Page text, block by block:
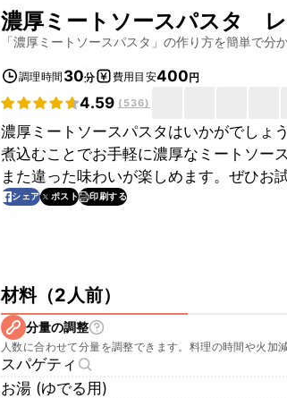
濃厚ミートソースパスタ レ
「濃厚ミートソースパスタ 」の作り方を簡単で分
調理時間 30分 費用目安400円
4.59 ( 536)
濃厚ミートソースパスタはいかがでしょ
煮込むことでお手軽に濃厚なミートソー
また違った味わいが楽しめます。ぜひお
シェア ポスト 印刷する
材料（2人前）
分量の調整
人数に合わせて分量を調整できます。料理の時間や火加
スパゲティ
お湯 (ゆでる用)